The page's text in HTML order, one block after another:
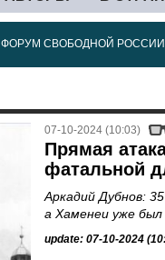
ФОРУМ СВОБОДНОЙ РОССИИ
07-10-2024 (10:03)
Прямая
фатальной
Аркадий Дубнов:
а Хаменеи уже был
update: 07-10-2024